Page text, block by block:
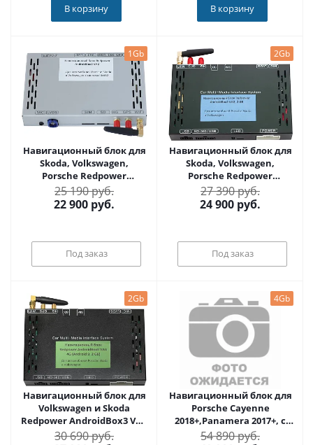
В корзину В корзину
1Gb
Навигационный блок для
Skoda, Volkswagen,
Porsche Redpower
AndroidBox2 VAG на
Android 6.0.1
25 190 руб.
22 900 руб.
Под заказ
2Gb
Навигационный блок для
Skoda, Volkswagen,
Porsche Redpower
AndroidBox2 VAG 2Gb на
Android 6.0.1
27 390 руб.
24 900 руб.
Под заказ
2Gb
Навигационный блок для
Volkswagen и Skoda
Redpower AndroidBox3 VAG
4G на Android 9.0
30 690 руб.
4Gb
Навигационный блок для
Porsche Cayenne
2018+,Panamera 2017+, с
экраном 12,3 дюйма
54 890 руб.